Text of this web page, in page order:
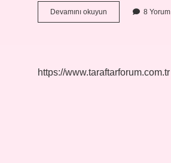
Devamını okuyun
Tl
8 Yorum
https://www.taraftarforum.com.tr